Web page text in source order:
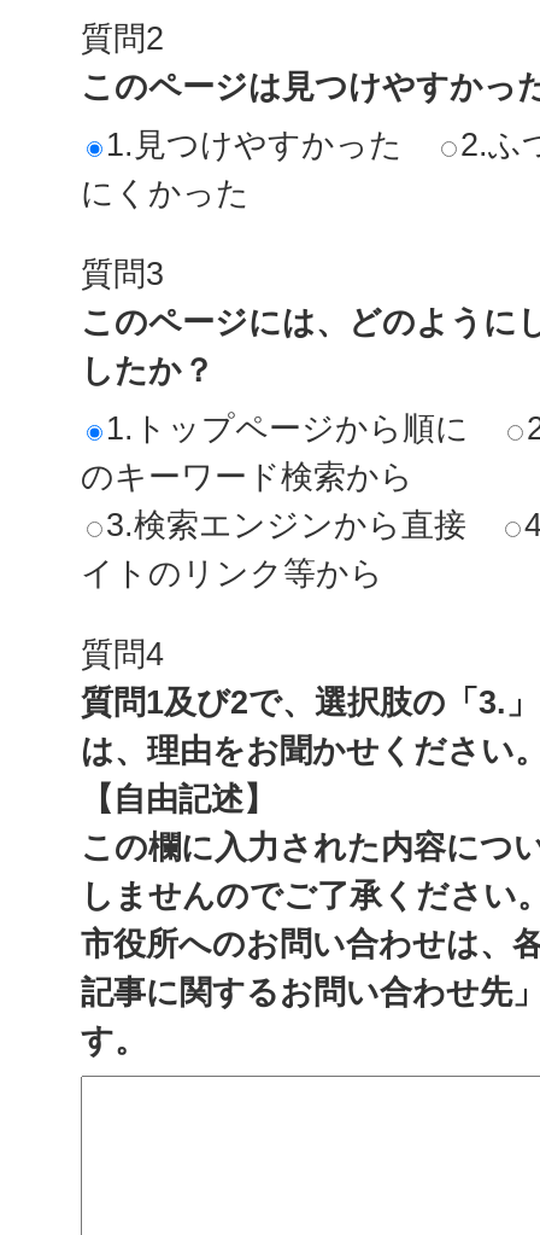
質問2
このページは見つけやすかっ
1.見つけやすかった
2.ふ
にくかった
質問3
このページには、どのように
したか？
1.トップページから順に
のキーワード検索から
3.検索エンジンから直接
イトのリンク等から
質問4
質問1及び2で、選択肢の「3.
は、理由をお聞かせください
【自由記述】
この欄に入力された内容につ
しませんのでご了承ください
市役所へのお問い合わせは、
記事に関するお問い合わせ先
す。